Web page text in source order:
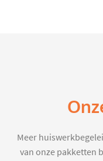
Meer
van onze pakketten